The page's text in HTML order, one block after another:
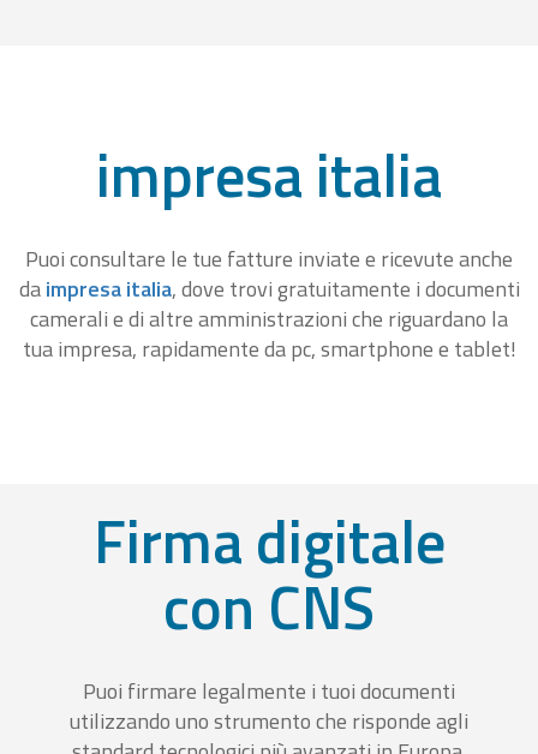
impresa italia
Puoi consultare le tue fatture inviate e ricevute anche
daimpresa italia, dove trovi gratuitamente i documenti
camerali e di altre amministrazioni che riguardano la
tua impresa, rapidamente da pc, smartphone e tablet!
Firma digitale
con CNS
Puoi firmare legalmente i tuoi documenti
utilizzando uno strumento che risponde agli